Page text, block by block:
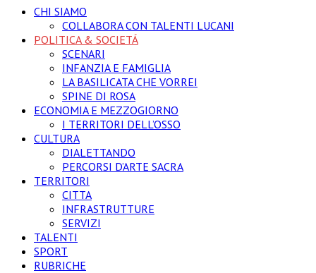
CHI SIAMO
COLLABORA CON TALENTI LUCANI
POLITICA & SOCIETÁ
SCENARI
INFANZIA E FAMIGLIA
LA BASILICATA CHE VORREI
SPINE DI ROSA
ECONOMIA E MEZZOGIORNO
I TERRITORI DELL’OSSO
CULTURA
DIALETTANDO
PERCORSI D’ARTE SACRA
TERRITORI
CITTA
INFRASTRUTTURE
SERVIZI
TALENTI
SPORT
RUBRICHE